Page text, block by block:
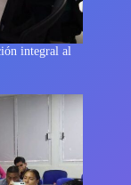
integral al